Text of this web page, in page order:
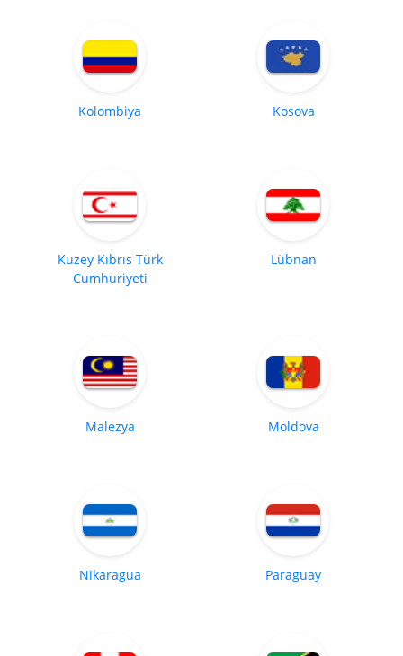
Kolombiya Kosova
Kuzey Kıbrıs Türk
Cumhuriyeti
Lübnan
Malezya Moldova
Nikaragua Paraguay